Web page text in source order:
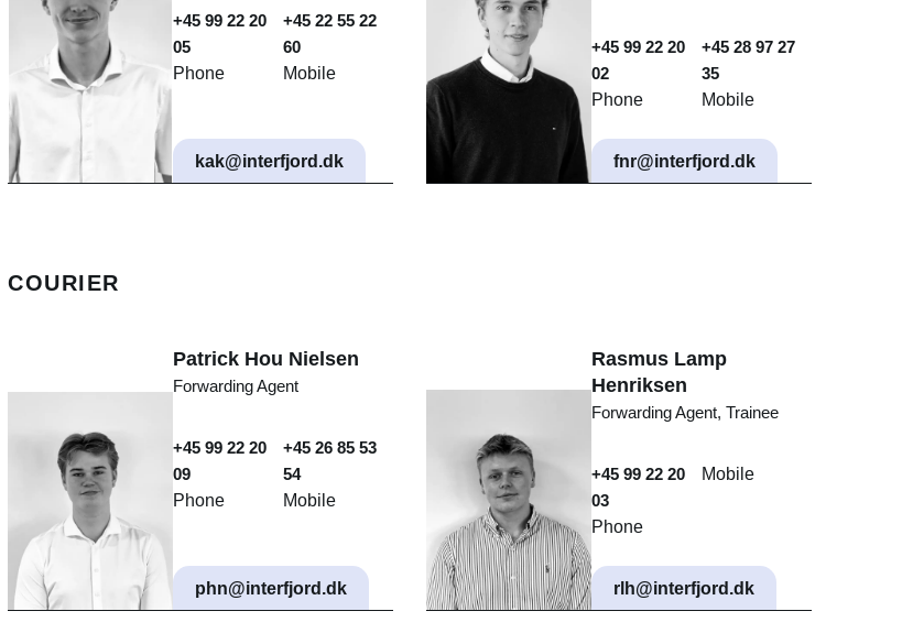
+45 99 22 20
05
Phone
+45 22 55 22
60
Mobile
kak@interfjord.dk
+45 99 22 20
02
Phone
+45 28 97 27
35
Mobile
fnr@interfjord.dk
COURIER
Patrick Hou Nielsen
Forwarding Agent
+45 99 22 20
09
Phone
+45 26 85 53
54
Mobile
phn@interfjord.dk
Rasmus Lamp
Henriksen
Forwarding Agent, Trainee
+45 99 22 20
03
Phone
Mobile
rlh@interfjord.dk